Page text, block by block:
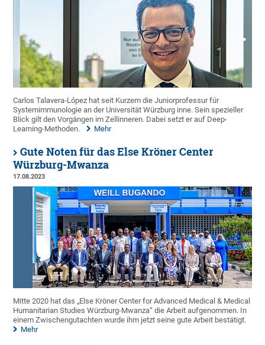
Carlos Talavera-López hat seit Kurzem die Juniorprofessur für
Systemimmunologie an der Universität Würzburg inne. Sein spezieller
Blick gilt den Vorgängen im Zellinneren. Dabei setzt er auf Deep-
Learning-Methoden.
Mehr
Gute Noten für das Else Kröner Center
Würzburg-Mwanza
17.08.2023
Mitte 2020 hat das „Else Kröner Center for Advanced Medical & Medical
Humanitarian Studies Würzburg-Mwanza“ die Arbeit aufgenommen. In
einem Zwischengutachten wurde ihm jetzt seine gute Arbeit bestätigt.
Mehr